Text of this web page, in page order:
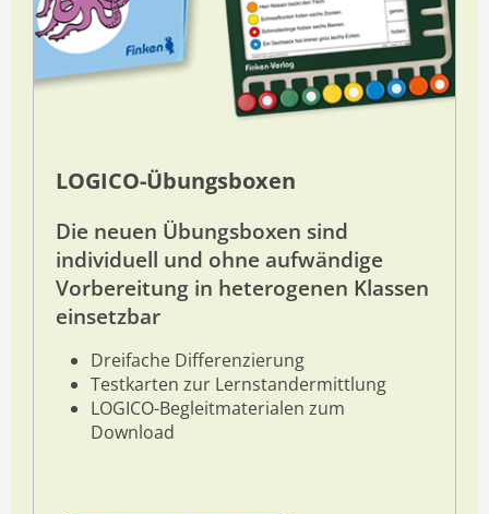
LOGICO-Übungsboxen
Die neuen Übungsboxen sind
individuell und ohne aufwändige
Vorbereitung in heterogenen Klassen
einsetzbar
Dreifache Differenzierung
Testkarten zur Lernstandermittlung
LOGICO-Begleitmaterialen zum
Download